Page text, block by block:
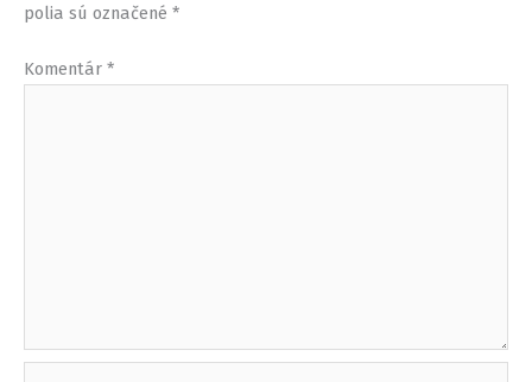
polia sú označené *
Komentár *